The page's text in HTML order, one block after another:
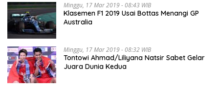
Minggu, 17 Mar 2019 - 08:43 WIB
Klasemen F1 2019 Usai Bottas Menangi GP
Australia
Minggu, 17 Mar 2019 - 08:32 WIB
Tontowi Ahmad/Liliyana Natsir Sabet Gelar
Juara Dunia Kedua